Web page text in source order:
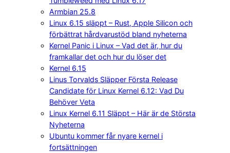
Armbian 25.8
Linux 6.15 släppt – Rust, Apple Silicon och
förbättrat hårdvarustöd bland nyheterna
Kernel Panic i Linux – Vad det är, hur du
framkallar det och hur du löser det
Kernel 6.15
Linus Torvalds Släpper Första Release
Candidate för Linux Kernel 6.12: Vad Du
Behöver Veta
Linux Kernel 6.11 Släppt – Här är de Största
Nyheterna
Ubuntu kommer får nyare kernel i
fortsättningen